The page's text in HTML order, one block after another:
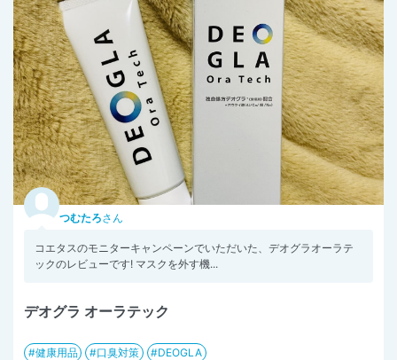
つむたろさん
コエタスのモニターキャンペーンでいただいた、デオグラオーラテ
ックのレビューです! マスクを外す機...
デオグラ オーラテック
健康用品 口臭対策
DEOGLA